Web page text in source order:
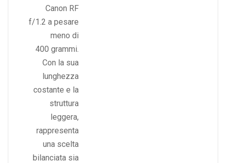
Canon RF
f/1.2 a pesare
meno di
400 grammi.
Con la sua
lunghezza
costante e la
struttura
leggera,
rappresenta
una scelta
bilanciata sia